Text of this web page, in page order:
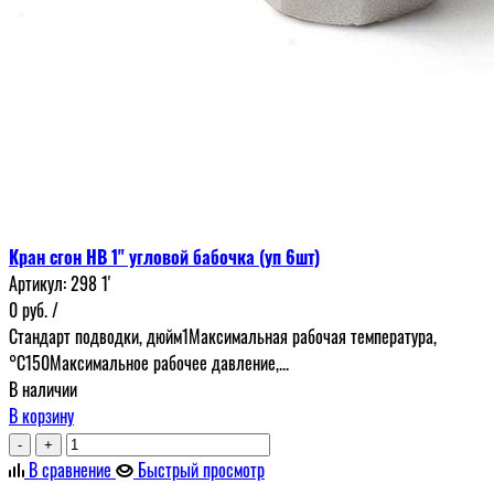
Кран сгон НВ 1" угловой бабочка (уп 6шт)
Артикул:298 1'
0руб./
Стандарт подводки, дюйм1Максимальная рабочая температура,
°С150Максимальное рабочее давление,...
В наличии
В корзину
- +
В сравнение Быстрый просмотр